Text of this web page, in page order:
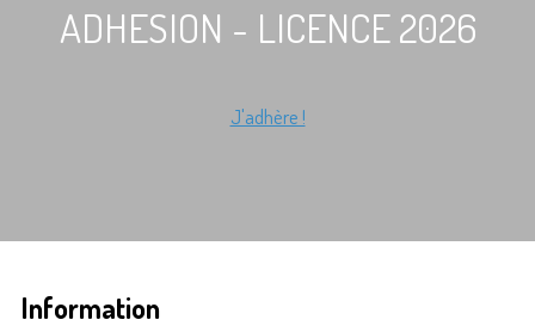
ADHESION - LICENCE 2026
J'adhère !
Information